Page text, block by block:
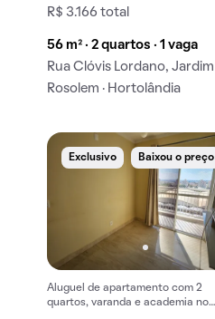
R$ 3.166 total
56 m² · 2 quartos · 1 vaga
Rua Clóvis Lordano, Jardim
Rosolem · Hortolândia
Exclusivo Baixou o preço
Aluguel de apartamento com 2
quartos, varanda e academia no